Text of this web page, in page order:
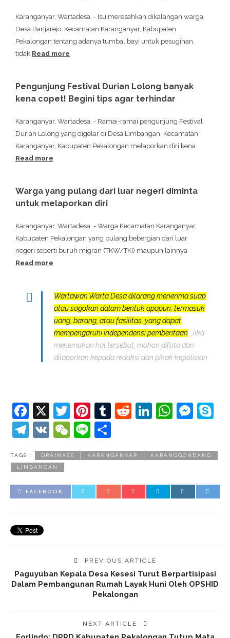
Karanganyar, Wartadesa. - Isu meresahkan dikalangan warga
Desa Banjarejo, Kecamatan Karanganyar, Kabupaten
Pekalongan tentang adanya tumbal bayi untuk pesugihan,
tidak Read more
Pengunjung Festival Durian Lolong banyak
kena copet! Begini tips agar terhindar
Karanganyar, Wartadesa. - Ramai-ramai pengunjung Festival
Durian Lolong yang digelar di Desa Limbangan, Kecamatan
Karanganyar, Kabupaten Pekalongan melaporkan diri kena
Read more
Warga yang pulang dari luar negeri diminta
untuk melaporkan diri
Karanganyar, Wartadesa. - Warga Kecamatan Karanganyar,
Kabupaten Pekalongan yang pulang bebergian dari luar
negeri seperti buruh migran (TKW/TKI) maupun lainnya
Read more
Wartawan Warta Desa dilarang menerima suap
atau sogokan dalam bentuk apapun, termasuk
uang, barang, atau fasilitas, yang dapat
mempengaruhi independensi pemberitaan. Jika
menemukan hal tersebut, mohon difoto dan
dilaporkan kepada redaksi dan pihak kepolisian
Facebook
X Twitter
Pinterest
Tumblr
Reddit
LinkedIn
Telegram
VK WeChat
Line
TAGS : DRAINASE KARANGANYAR KARANGGONDANG
LIMBANGAN
FACEBOOK
PREVIOUS ARTICLE
Paguyuban Kepala Desa Kesesi Turut Berpartisipasi
Dalam Pembangunan Rumah Layak Huni Oleh OPSHID
Pekalongan
NEXT ARTICLE